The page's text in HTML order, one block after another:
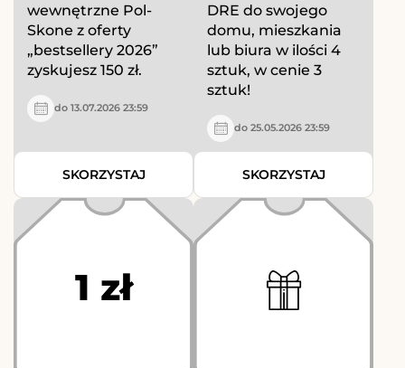
wewnętrzne Pol-
Skone z oferty
„bestsellery 2026”
zyskujesz 150 zł.
do 13.07.2026 23:59
SKORZYSTAJ
DRE do swojego
domu, mieszkania
lub biura w ilości 4
sztuk, w cenie 3
sztuk!
do 25.05.2026 23:59
SKORZYSTAJ
1 zł